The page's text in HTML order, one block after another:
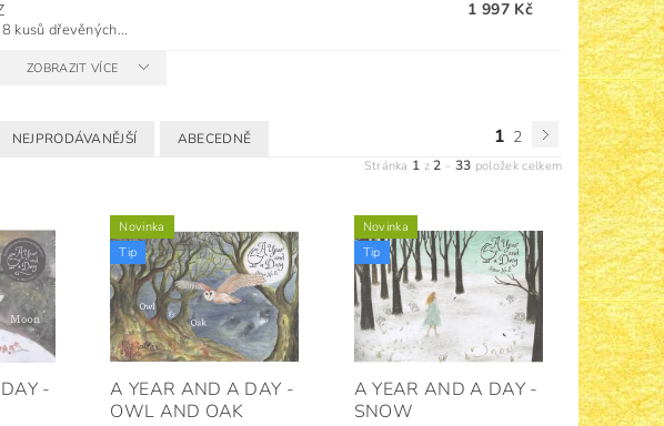
kusů dřevěných...
1 997 Kč
ZOBRAZIT VÍCE
NEJPRODÁVANĚJŠÍ ABECEDNĚ 1 2
Stránka 1 z2 - 33 položek celkem
-
Novinka
Tip
A YEAR AND A DAY -
OWL AND OAK
Novinka
Tip
A YEAR AND A DAY -
SNOW